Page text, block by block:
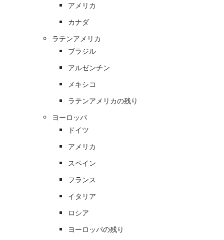
アメリカ
カナダ
ラテンアメリカ
ブラジル
アルゼンチン
メキシコ
ラテンアメリカの残り
ヨーロッパ
ドイツ
アメリカ
スペイン
フランス
イタリア
ロシア
ヨーロッパの残り